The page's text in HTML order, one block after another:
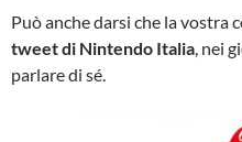
Può anche darsi che la vostra
tweet di Nintendo Italia, nei
parlare di sé.